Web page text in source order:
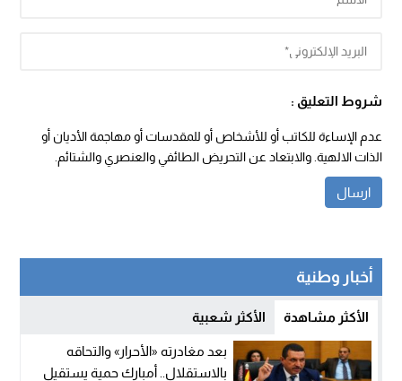
شروط التعليق :
عدم الإساءة للكاتب أو للأشخاص أو للمقدسات أو مهاجمة الأديان أو
الذات الالهية. والابتعاد عن التحريض الطائفي والعنصري والشتائم.
أخبار وطنية
الأكثر مشاهدة الأكثر شعبية
بعد مغادرته «الأحرار» والتحاقه
بالاستقلال.. أمبارك حمية يستقيل